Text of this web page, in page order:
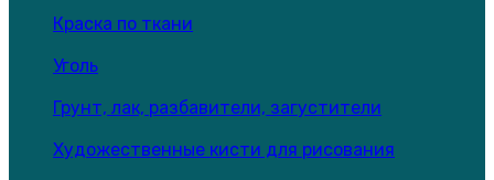
Краска по ткани
Уголь
Грунт, лак, разбавители, загустители
Художественные кисти для рисования